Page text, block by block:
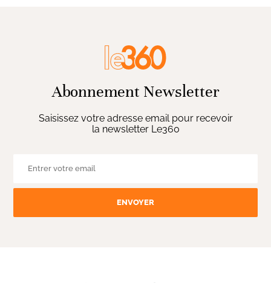
Abonnement Newsletter
Saisissez votre adresse email pour recevoir
la newsletter Le360
ENVOYER